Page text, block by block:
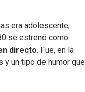
era adolescente,
se estrenó como
directo. Fue, en la
un tipo de humor que